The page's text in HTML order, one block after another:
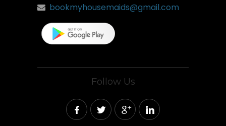
bookmyhousemaids@gmail.com
Follow Us